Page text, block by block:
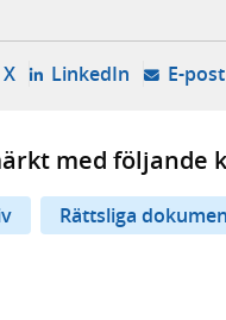
i ny flik, extern
X- öppnas i ny flik,
LinkedIn- öppnas i
E-post
med följande
Rättsliga